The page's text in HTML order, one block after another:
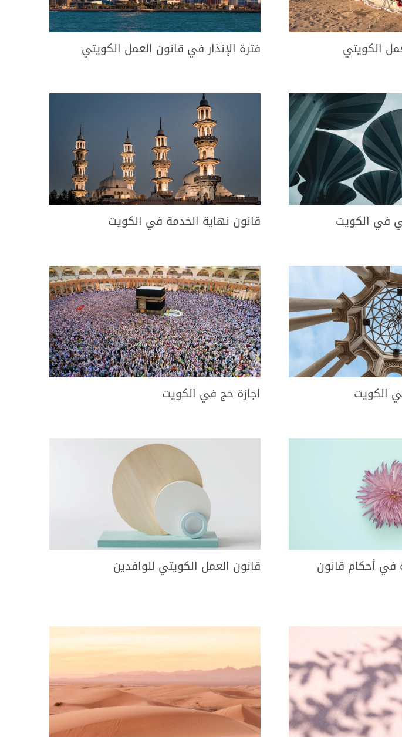
الكويتي فترة الإنذار في قانون العمل الكويتي
في الكويت قانون نهاية الخدمة في الكويت
الكويت اجازة حج في الكويت
في أحكام قانون قانون العمل الكويتي للوافدين